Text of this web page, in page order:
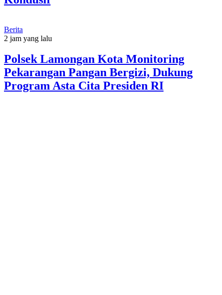
Berita
2 jam yang lalu
Polsek Lamongan Kota Monitoring
Pekarangan Pangan Bergizi, Dukung
Program Asta Cita Presiden RI